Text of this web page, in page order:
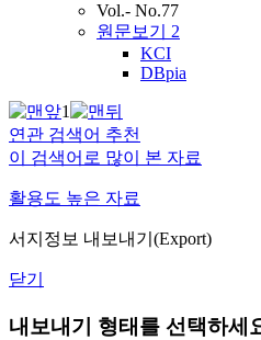
Vol.- No.77
원문보기 2
KCI
DBpia
1
연관 검색어 추천
이 검색어로 많이 본 자료
활용도 높은 자료
서지정보 내보내기(Export)
닫기
내보내기 형태를 선택하세